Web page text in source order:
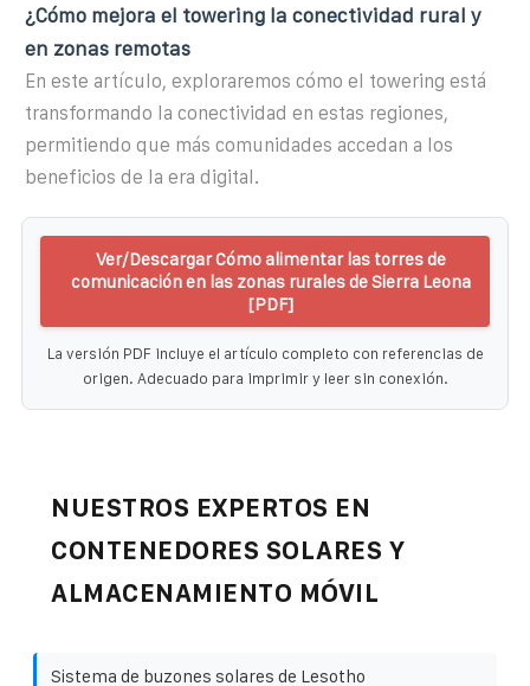
¿Cómo mejora el towering la conectividad rural y
en zonas remotas
En este artículo, exploraremos cómo el towering está
transformando la conectividad en estas regiones,
permitiendo que más comunidades accedan a los
beneficios de la era digital.
Ver/Descargar Cómo alimentar las torres de
comunicación en las zonas rurales de Sierra Leona
[PDF]
La versión PDF incluye el artículo completo con referencias de
origen. Adecuado para imprimir y leer sin conexión.
NUESTROS EXPERTOS EN
CONTENEDORES SOLARES Y
ALMACENAMIENTO MÓVIL
Sistema de buzones solares de Lesotho